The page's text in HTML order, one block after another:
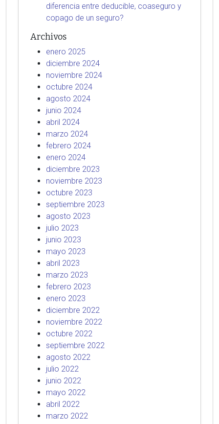
diferencia entre deducible, coaseguro y
copago de un seguro?
Archivos
enero 2025
diciembre 2024
noviembre 2024
octubre 2024
agosto 2024
junio 2024
abril 2024
marzo 2024
febrero 2024
enero 2024
diciembre 2023
noviembre 2023
octubre 2023
septiembre 2023
agosto 2023
julio 2023
junio 2023
mayo 2023
abril 2023
marzo 2023
febrero 2023
enero 2023
diciembre 2022
noviembre 2022
octubre 2022
septiembre 2022
agosto 2022
julio 2022
junio 2022
mayo 2022
abril 2022
marzo 2022